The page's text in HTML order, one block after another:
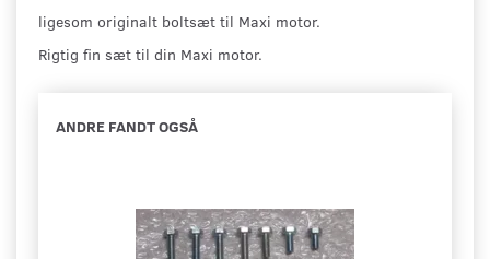
ligesom originalt boltsæt til Maxi motor.
Rigtig fin sæt til din Maxi motor.
ANDRE FANDT OGSÅ